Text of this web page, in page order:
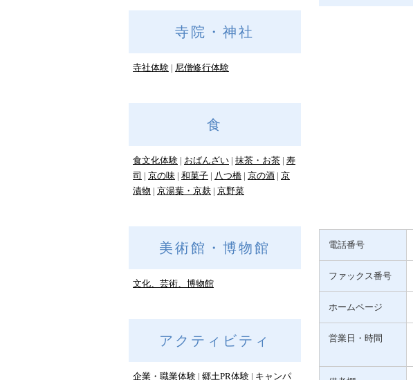
電話番号
ファックス番号
ホームページ
営業日・時間
寺院・神社
寺社体験 尼僧修行体験
食
食文化体験 おばんざい 抹茶・お茶 寿
司
京の味 和菓子 八つ橋 京の酒 京
漬物
京湯葉・京麸 京野菜
美術館・博物館
文化、芸術、博物館
アクティビティ
企業・職業体験 郷土PR体験
キャンパ